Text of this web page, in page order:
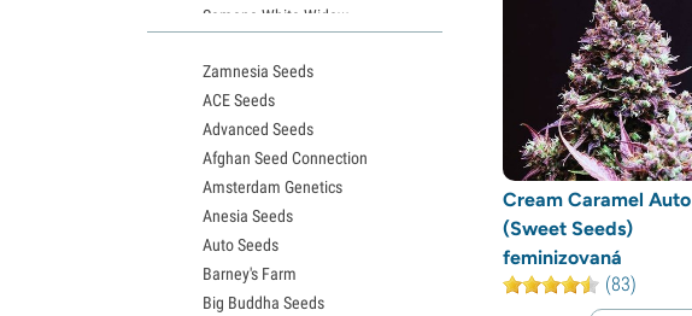
Cream Caramel Auto
(Sweet Seeds)
feminizovaná
(83)
Semena White Widow
Semena Granddaddy Purple
Semena OG Kush
Semena Blue Dream
Semena Lemon Haze
Semena Bruce Banner
Semena Gelato
Semena Sour Diesel
Semena Jack Herer
Semena Girl Scout Cookies (GSC)
Zamnesia Seeds
ACE Seeds
Advanced Seeds
Afghan Seed Connection
Amsterdam Genetics
Anesia Seeds
Auto Seeds
Barney's Farm
Big Buddha Seeds